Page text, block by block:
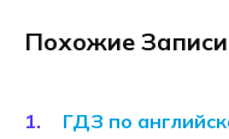
Похожие
ГДЗ по